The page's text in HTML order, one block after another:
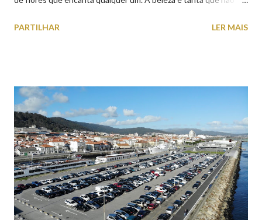
aproveite a paisagem como cenário para tirar algumas
PARTILHAR LER MAIS